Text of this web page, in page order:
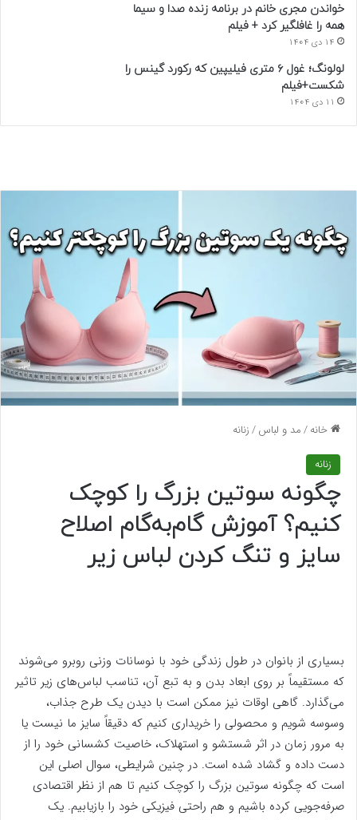
خواندن مجری خانم در برنامه زنده صدا و سیما
همه را غافلگیر کرد + فیلم
14 دی 1404
لولونگ؛ غول ۶ متری فیلیپین که رکورد گینس را
شکست+فیلم
11 دی 1404